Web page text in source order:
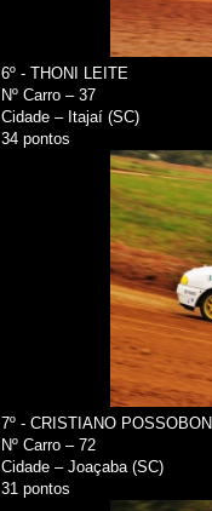
6º - THONI LEITE
Nº Carro – 37
Cidade – Itajaí (SC)
34 pontos
7º - CRISTIANO POSSOBON
Nº Carro – 72
Cidade – Joaçaba (SC)
31 pontos